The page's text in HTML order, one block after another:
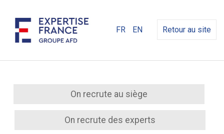
FR EN Retour au site
On recrute au siège
On recrute des experts